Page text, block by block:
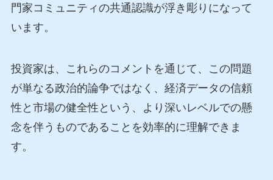
門家コミュニティの共通認識が浮き彫りになって
います。
投資家は、これらのコメントを通じて、この問題
が単なる政治的論争ではなく、経済データの信頼
性と市場の健全性という、より深いレベルでの懸
念を伴うものであることを効率的に理解できま
す。